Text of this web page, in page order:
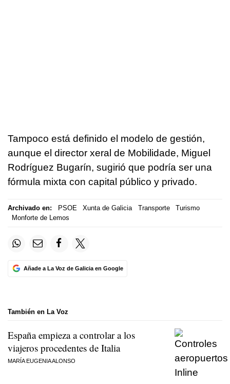
Tampoco está definido el modelo de gestión,
aunque el director xeral de Mobilidade, Miguel
Rodríguez Bugarín, sugirió que podría ser una
fórmula mixta con capital público y privado.
Archivado en: PSOE Xunta de Galicia Transporte
Turismo
Monforte de Lemos
Añade a La Voz de Galicia en Google
También en La Voz
España empieza a controlar a los
viajeros procedentes de Italia
MARÍA EUGENIA ALONSO